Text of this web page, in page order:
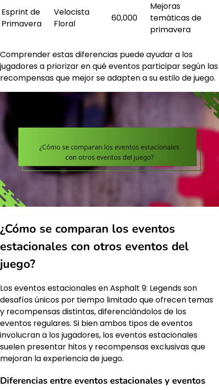
Esprint de
Primavera
Velocista
Floral
60,000
Mejoras
temáticas de
primavera
Comprender estas diferencias puede ayudar a los
jugadores a priorizar en qué eventos participar según las
recompensas que mejor se adapten a su estilo de juego.
¿Cómo se comparan los eventos
estacionales con otros eventos del
juego?
Los eventos estacionales en Asphalt 9: Legends son
desafíos únicos por tiempo limitado que ofrecen temas
y recompensas distintas, diferenciándolos de los
eventos regulares. Si bien ambos tipos de eventos
involucran a los jugadores, los eventos estacionales
suelen presentar hitos y recompensas exclusivas que
mejoran la experiencia de juego.
Diferencias entre eventos estacionales y eventos